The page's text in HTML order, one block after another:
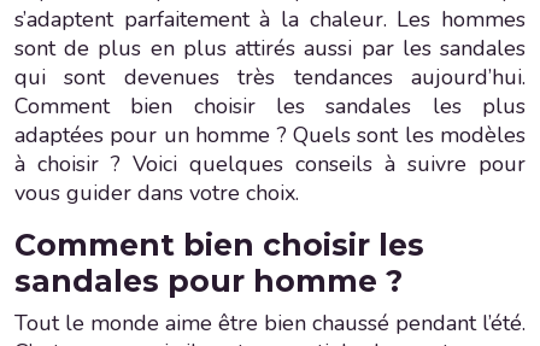
s’adaptent parfaitement à la chaleur. Les hommes
sont de plus en plus attirés aussi par les sandales
qui sont devenues très tendances aujourd’hui.
Comment bien choisir les sandales les plus
adaptées pour un homme ? Quels sont les modèles
à choisir ? Voici quelques conseils à suivre pour
vous guider dans votre choix.
Comment bien choisir les
sandales pour homme ?
Tout le monde aime être bien chaussé pendant l’été.